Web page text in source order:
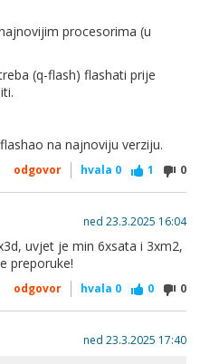
prije nego ovakve tvrdnje
kita RAM, s 5800X
s 5700X3D dok god
slotu, no post..
u svim kombinacijama. I
tj ima hrpa ljudi s tim
plocom, al ASUS glumi
tolko stare ploce.
f a u mojpc ti stoji b450-
Iako savjetuješ da ne
potrebno za Junior335...
procesorima (u
(q-flash) flashati prije
na najnoviju verziju.
odgovor hvala 0 1 0
ned 23.3.2025 16:04
uvjet je min 6xsata i 3xm2,
preporuke!
odgovor hvala 0 0 0
ned 23.3.2025 17:40